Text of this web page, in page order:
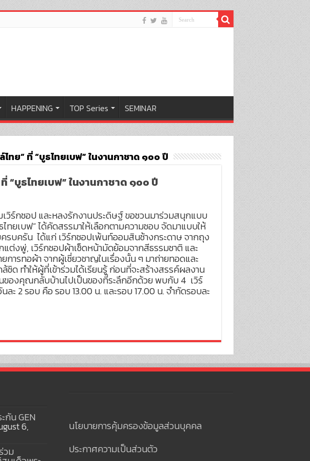
HAPPENING TOP Series SEMINAR
ทย” ที่ “บูธไทยเบฟ” ในงานกาชาด ๑๐๐ ปี
“บูธไทยเบฟ” ในงานกาชาด ๑๐๐ ปี
เวิร์กชอป และหลงรักงานประดิษฐ์ ขอชวนมาร่วมสนุกแบบ
ทยเบฟ” ได้คัดสรรมาให้เลือกตามความชอบ จัดมาแบบให้
บครัน ได้แก่ เวิร์กชอปเพ้นท์ออมสินช้างกระดาษ จากถุง
แต่งพู่, เวิร์กชอปผ้าเช็ดหน้ามัดย้อมจากสีธรรมชาติ และ
ารทอผ้า จากผู้เชี่ยวชาญในเรื่องนั้น ๆ มาถ่ายทอดและ
ด ทำให้ผู้ที่เข้าร่วมได้เรียนรู้ ก่อนที่จะสร้างสรรค์ผลงาน
ของคุณกลับบ้านไปเป็นของที่ระลึกอีกด้วย พบกับ 4 เวิร์
ะ 2 รอบ คือ รอบ 13.00 น. และรอบ 17.00 น. จำกัดรอบละ
กัน GEN
6,
วม
นโยบายการคุ้มครองข้อมูลส่วนบุคคล
ประกาศความเป็นส่วนตัว